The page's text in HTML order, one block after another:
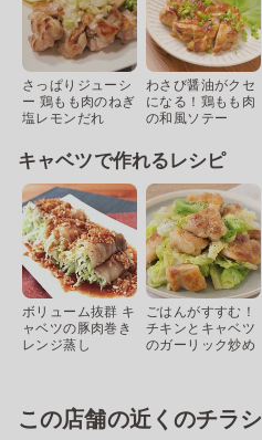
さっぱりジューシ
ー 鶏もも肉のねぎ
塩レモンだれ
わさび醤油がクセ
になる！鶏もも肉
の和風ソテー
キャベツで作れるレシピ
ボリューム抜群 キ
ャベツの豚肉巻き
レンジ蒸し
ごはんがすすむ！
チキンとキャベツ
のガーリック炒め
この店舗の近くのチラシ